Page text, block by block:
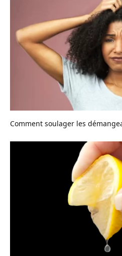
Comment soulager les